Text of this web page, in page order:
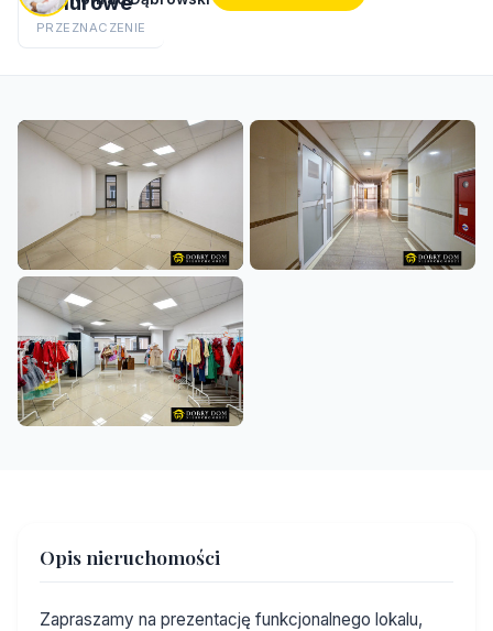
PRZEZNACZENIE
Opis nieruchomości
Zapraszamy na prezentację funkcjonalnego lokalu,